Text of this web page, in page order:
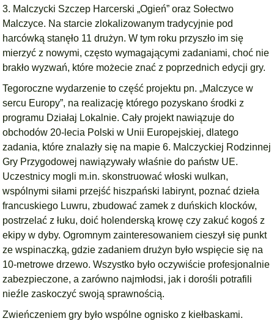
3. Malczycki Szczep Harcerski „Ogień” oraz Sołectwo
Malczyce. Na starcie zlokalizowanym tradycyjnie pod
harcówką stanęło 11 drużyn. W tym roku przyszło im się
mierzyć z nowymi, często wymagającymi zadaniami, choć nie
brakło wyzwań, które możecie znać z poprzednich edycji gry.
Tegoroczne wydarzenie to część projektu pn. „Malczyce w
sercu Europy”, na realizację którego pozyskano środki z
programu Działaj Lokalnie. Cały projekt nawiązuje do
obchodów 20-lecia Polski w Unii Europejskiej, dlatego
zadania, które znalazły się na mapie 6. Malczyckiej Rodzinnej
Gry Przygodowej nawiązywały właśnie do państw UE.
Uczestnicy mogli m.in. skonstruować włoski wulkan,
wspólnymi siłami przejść hiszpański labirynt, poznać dzieła
francuskiego Luwru, zbudować zamek z duńskich klocków,
postrzelać z łuku, doić holenderską krowę czy zakuć kogoś z
ekipy w dyby. Ogromnym zainteresowaniem cieszył się punkt
ze wspinaczką, gdzie zadaniem drużyn było wspięcie się na
10-metrowe drzewo. Wszystko było oczywiście profesjonalnie
zabezpieczone, a zarówno najmłodsi, jak i dorośli potrafili
nieźle zaskoczyć swoją sprawnością.
Zwieńczeniem gry było wspólne ognisko z kiełbaskami.